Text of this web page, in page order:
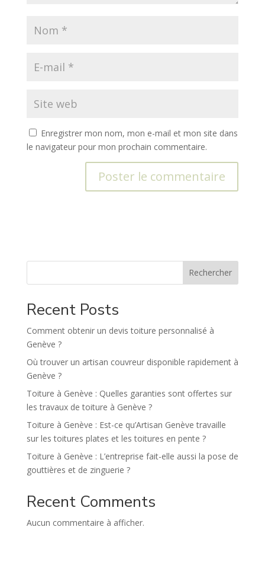
Enregistrer mon nom, mon e-mail et mon site dans
le navigateur pour mon prochain commentaire.
i
e
:
Rechercher
Recent Posts
Comment obtenir un devis toiture personnalisé à
Genève ?
Où trouver un artisan couvreur disponible rapidement à
Genève ?
Toiture à Genève : Quelles garanties sont offertes sur
les travaux de toiture à Genève ?
Toiture à Genève : Est-ce qu’Artisan Genève travaille
sur les toitures plates et les toitures en pente ?
Toiture à Genève : L’entreprise fait-elle aussi la pose de
gouttières et de zinguerie ?
Recent Comments
Aucun commentaire à afficher.